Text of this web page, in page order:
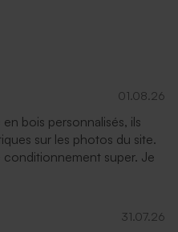
01.08.26
bois personnalisés, ils
sur les photos du site.
conditionnement super. Je
31.07.26